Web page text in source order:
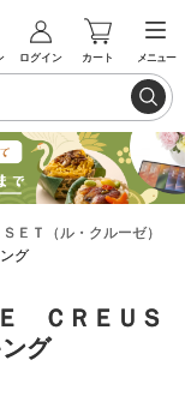
ログイン カート メニュー
ＥＴ（ル・クルーゼ）
グ
ＣＲＥＵＳ
グ